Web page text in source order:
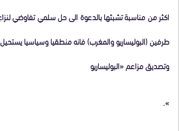
اكثر من مناسبة تشبثها بالدعوة الى حل سلمي تفاوضي
طرفين (البوليساريو والمغرب) فانه منطقيا وسياسيا
وتصديق مزاعم «البوليساريو
».